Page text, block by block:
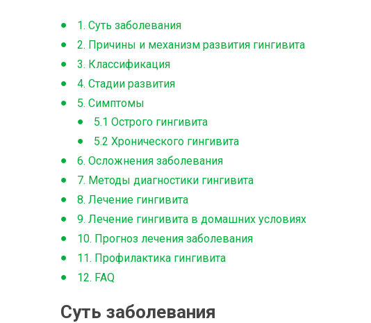
1. Суть заболевания
2. Причины и механизм развития гингивита
3. Классификация
4. Стадии развития
5. Симптомы
5.1 Острого гингивита
5.2 Хронического гингивита
6. Осложнения заболевания
7. Методы диагностики гингивита
8. Лечение гингивита
9. Лечение гингивита в домашних условиях
10. Прогноз лечения заболевания
11. Профилактика гингивита
12. FAQ
Суть заболевания